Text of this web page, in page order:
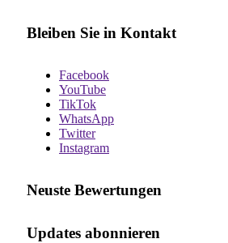
Bleiben Sie in Kontakt
Facebook
YouTube
TikTok
WhatsApp
Twitter
Instagram
Neuste Bewertungen
Updates abonnieren